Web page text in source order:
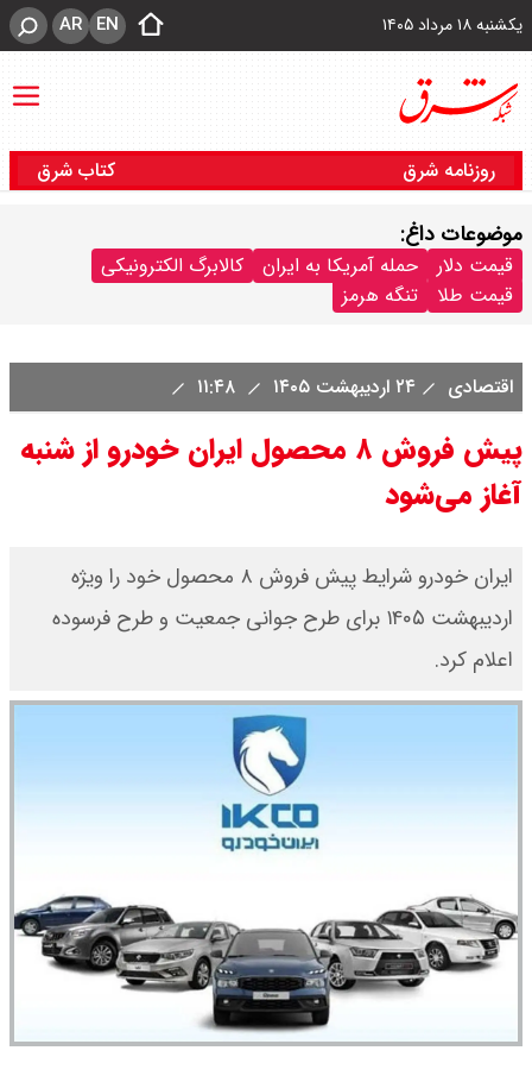
یکشنبه ۱۸ مرداد ۱۴۰۵ EN
AR
روزنامه شرق کتاب شرق
موضوعات داغ:
قیمت دلار حمله آمریکا به ایران
کالابرگ الکترونیکی
قیمت طلا
تنگه هرمز
اقتصادی ۲۴ اردیبهشت ۱۴۰۵
پیش فروش ۸ محصول ایران خودرو از شنبه
آغاز می‌شود
ایران خودرو شرایط پیش فروش ۸ محصول خود را ویژه
اردیبهشت ۱۴۰۵ برای طرح جوانی جمعیت و طرح فرسوده
اعلام کرد.